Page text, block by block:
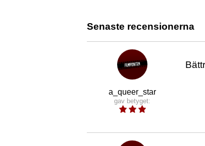
Senaste recensionerna
a_queer_star
gav betyget: